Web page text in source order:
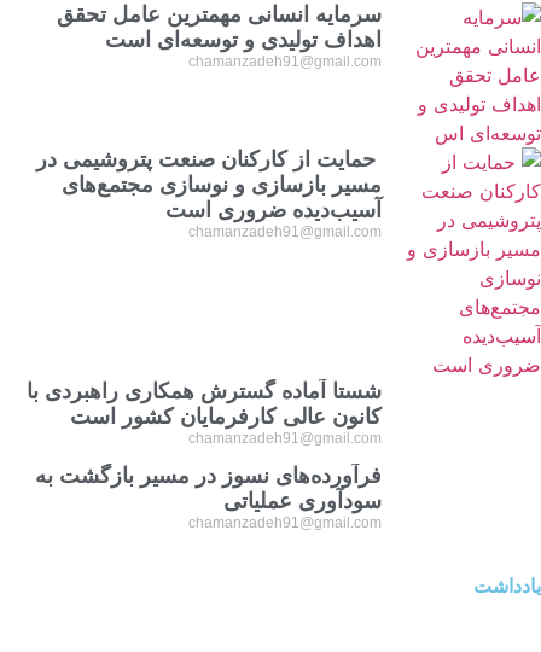
سرمایه انسانی مهمترین عامل تحقق
اهداف تولیدی و توسعه‌ای است
chamanzadeh91@gmail.com
حمایت از کارکنان صنعت پتروشیمی در
مسیر بازسازی و نوسازی مجتمع‌های
آسیب‌دیده ضروری است
chamanzadeh91@gmail.com
شستا آماده گسترش همکاری راهبردی با
کانون عالی کارفرمایان کشور است
chamanzadeh91@gmail.com
فرآورده‌های نسوز در مسیر بازگشت به
سودآوری عملیاتی
chamanzadeh91@gmail.com
یادداشت